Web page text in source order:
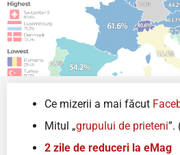
Ce mizerii a mai făcut
Mitul „grupului de prieteni”.
2 zile de reduceri la eMag